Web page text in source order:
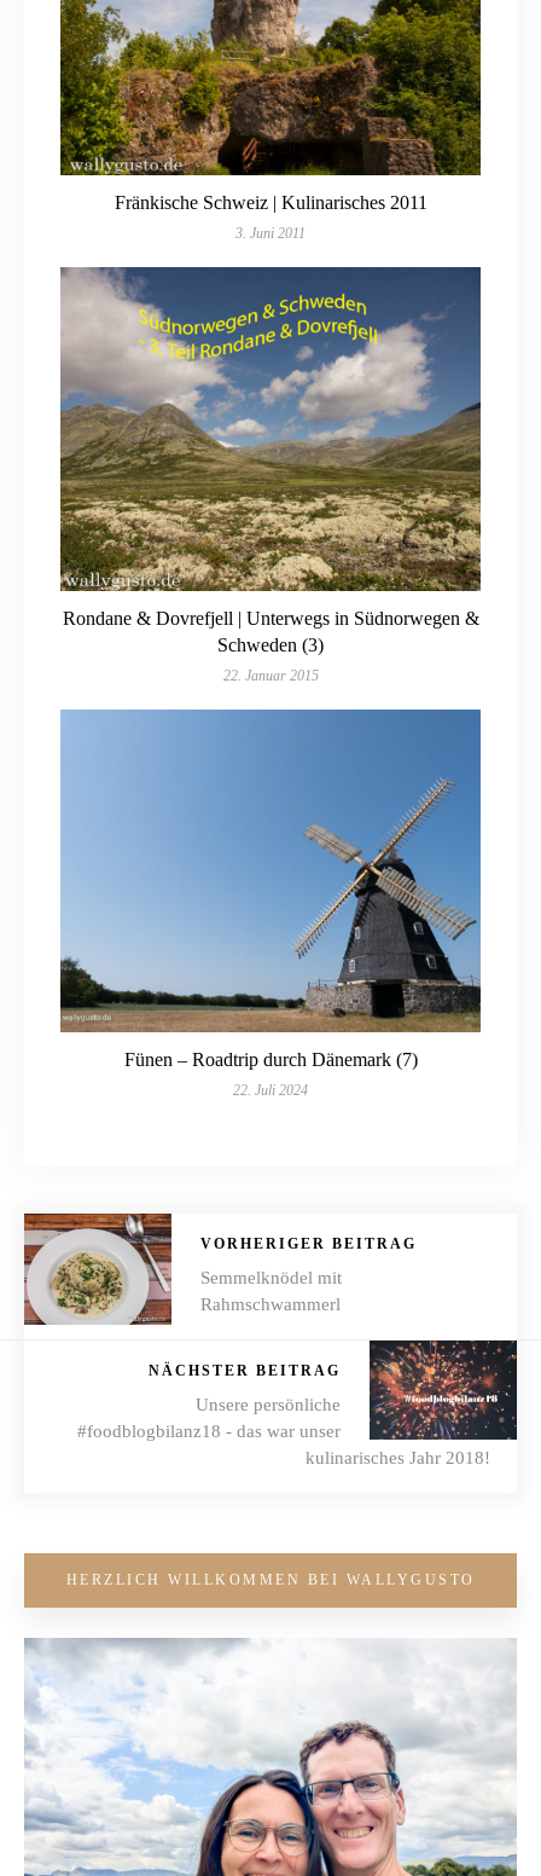
Fränkische Schweiz | Kulinarisches 2011
3. Juni 2011
Rondane & Dovrefjell | Unterwegs in Südnorwegen &
Schweden (3)
22. Januar 2015
Fünen – Roadtrip durch Dänemark (7)
22. Juli 2024
VORHERIGER BEITRAG
Semmelknödel mit
Rahmschwammerl
NÄCHSTER BEITRAG
Unsere persönliche
#foodblogbilanz18 - das war unser
kulinarisches Jahr 2018!
HERZLICH WILLKOMMEN BEI WALLYGUSTO